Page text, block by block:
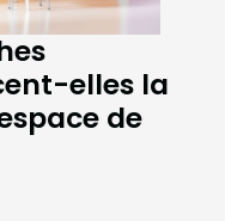
elles la
de